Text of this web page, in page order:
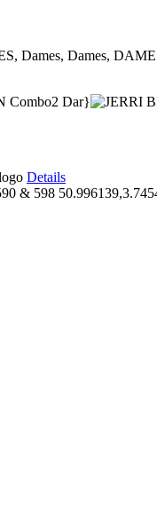
Dames, Dames,
Combo2 Dar}
Details
& 598